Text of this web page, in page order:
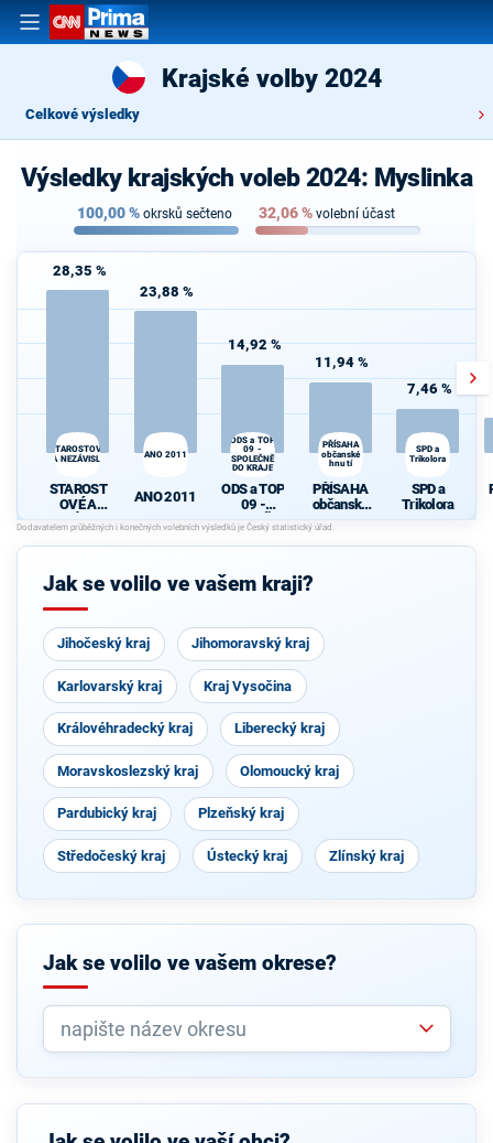
Krajské volby 2024
Celkové výsledky
Výsledky krajských voleb 2024: Myslinka
100,00% okrsků sečteno 32,06% volební účast
28,35 %
STAROSTOVÉ
A NEZÁVISLÍ
STAROST
OVÉ A
NEZÁVISL
Í
23,88 %
ANO 2011
ANO 2011
14,92 %
ODS a TOP
09 -
SPOLEČNĚ
DO KRAJE
ODS a TOP
09 -
SPOLEČN
Ě DO
KRAJE
11,94 %
PŘÍSAHA
občanské
hnutí
PŘÍSAHA
občanské
hnutí
7,46 %
SPD a
Trikolora
SPD a
Trikolora
Jak se volilo ve vašem kraji?
Jihočeský kraj Jihomoravský kraj
Karlovarský kraj Kraj Vysočina
Královéhradecký kraj Liberecký kraj
Moravskoslezský kraj Olomoucký kraj
Pardubický kraj Plzeňský kraj
Středočeský kraj Ústecký kraj Zlínský kraj
Jak se volilo ve vašem okrese?